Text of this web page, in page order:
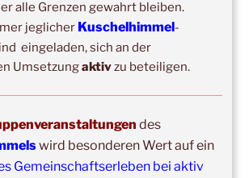
29. August 2026
Kuscheln
2026–Jahresgruppe
und Kuscheltrainer*in
alle Grenzen gewahrt bleiben.
jeglicher Kuschelhimmel-
eingeladen, sich an der
Umsetzungaktivzu beteiligen.
des
wird besonderen Wert auf ein
Gemeinschaftserleben bei aktiv